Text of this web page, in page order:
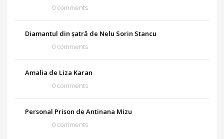
0 comments
Diamantul din șatră de Nelu Sorin Stancu
0 comments
Amalia de Liza Karan
0 comments
Personal Prison de Antinana Mizu
0 comments